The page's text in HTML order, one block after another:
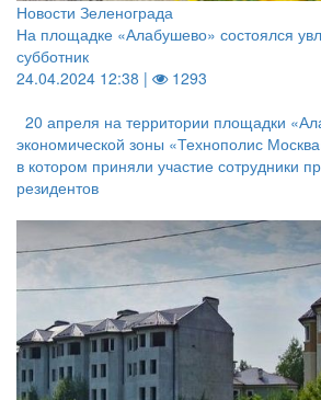
Новости Зеленограда
На площадке «Алабушево» состоялся
субботник
24.04.2024 12:38 |
1293
20 апреля на территории площадки
экономической зоны «Технополис
в котором приняли участие сотрудники
резидентов